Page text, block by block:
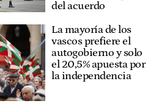
del acuerdo
La mayoría de los
vascos prefiere el
autogobierno y solo
el 20,5% apuesta por
la independencia